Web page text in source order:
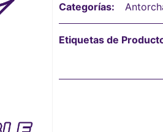
Categorías:
Etiquetas de